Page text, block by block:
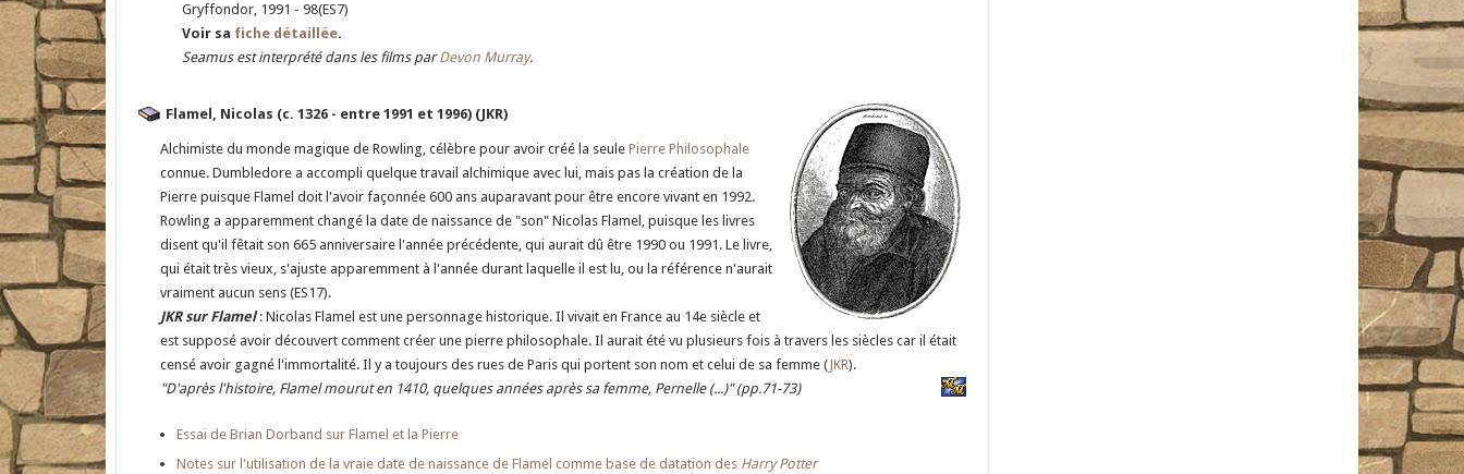
Gryffondor, 1991 - 98(ES7)
Voir sa fiche détaillée.
Seamus est interprété dans les films parDevon Murray.
Flamel, Nicolas (c. 1326 - entre 1991 et 1996) (JKR)
Alchimiste du monde magique de Rowling, célèbre pour avoir créé la seule Pierre Philosophale
connue. Dumbledore a accompli quelque travail alchimique avec lui, mais pas la création de la
Pierre puisque Flamel doit l'avoir façonnée 600 ans auparavant pour être encore vivant en 1992.
Rowling a apparemment changé la date de naissance de "son" Nicolas Flamel, puisque les livres
disent qu'il fêtait son 665 anniversaire l'année précédente, qui aurait dû être 1990 ou 1991. Le livre,
qui était très vieux, s'ajuste apparemment à l'année durant laquelle il est lu, ou la référence n'aurait
vraiment aucun sens (ES17).
JKR sur Flamel: Nicolas Flamel est une personnage historique. Il vivait en France au 14e siècle et
est supposé avoir découvert comment créer une pierre philosophale. Il aurait été vu plusieurs fois à travers les siècles car il était
censé avoir gagné l'immortalité. Il y a toujours des rues de Paris qui portent son nom et celui de sa femme (JKR).
"D'après l'histoire, Flamel mourut en 1410, quelques années après sa femme, Pernelle (...)" (pp.71-73)
Essai de Brian Dorband sur Flamel et la Pierre
Notes sur l'utilisation de la vraie date de naissance de Flamel comme base de datation des Harry Potter